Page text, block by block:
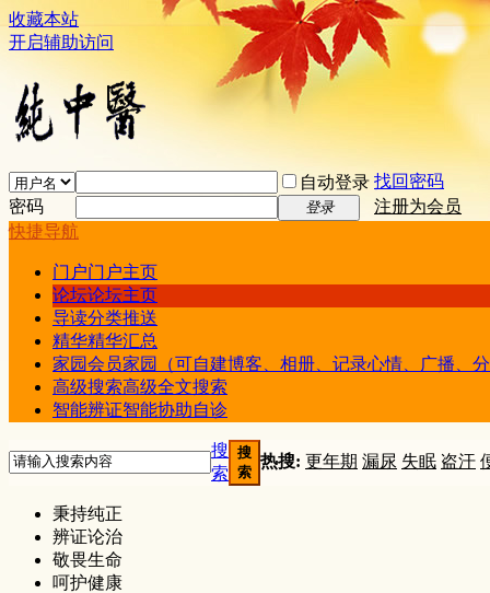
收藏本站
开启辅助访问
自动登录 找回密码
密码
登录
注册为会员
快捷导航
门户门户主页
论坛论坛主页
导读分类推送
精华精华汇总
家园会员家园（可自建博客、相册、记录心情、广播、
高级搜索高级全文搜索
智能辨证智能协助自诊
搜
索
搜
索
热搜: 更年期 漏尿 失眠 盗汗
秉持纯正
辨证论治
敬畏生命
呵护健康